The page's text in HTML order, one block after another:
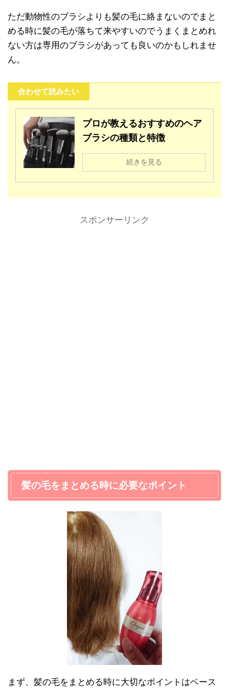
ただ動物性のブラシよりも髪の毛に絡まないのでまと
める時に髪の毛が落ちて来やすいのでうまくまとめれ
ない方は専用のブラシがあっても良いのかもしれませ
ん。
合わせて読みたい
プロが教えるおすすめのヘア
ブラシの種類と特徴
続きを見る
スポンサーリンク
髪の毛をまとめる時に必要なポイント
まず、髪の毛をまとめる時に大切なポイントはベース